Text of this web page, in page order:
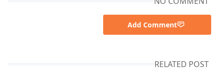
Add Comment
RELATED POST